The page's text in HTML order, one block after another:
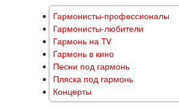
Гармонисты-профессионалы
Гармонисты-любители
Гармонь на TV
Гармонь в кино
Песни под гармонь
Пляска под гармонь
Концерты